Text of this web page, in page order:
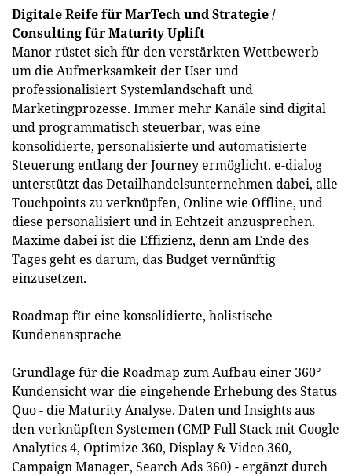
Digitale Reife für MarTech und Strategie /
Consulting für Maturity Uplift
Manor rüstet sich für den verstärkten Wettbewerb
um die Aufmerksamkeit der User und
professionalisiert Systemlandschaft und
Marketingprozesse. Immer mehr Kanäle sind digital
und programmatisch steuerbar, was eine
konsolidierte, personalisierte und automatisierte
Steuerung entlang der Journey ermöglicht. e-dialog
unterstützt das Detailhandelsunternehmen dabei, alle
Touchpoints zu verknüpfen, Online wie Offline, und
diese personalisiert und in Echtzeit anzusprechen.
Maxime dabei ist die Effizienz, denn am Ende des
Tages geht es darum, das Budget vernünftig
einzusetzen.
Roadmap für eine konsolidierte, holistische
Kundenansprache
Grundlage für die Roadmap zum Aufbau einer 360°
Kundensicht war die eingehende Erhebung des Status
Quo - die Maturity Analyse. Daten und Insights aus
den verknüpften Systemen (GMP Full Stack mit Google
Analytics 4, Optimize 360, Display & Video 360,
Campaign Manager, Search Ads 360) - ergänzt durch